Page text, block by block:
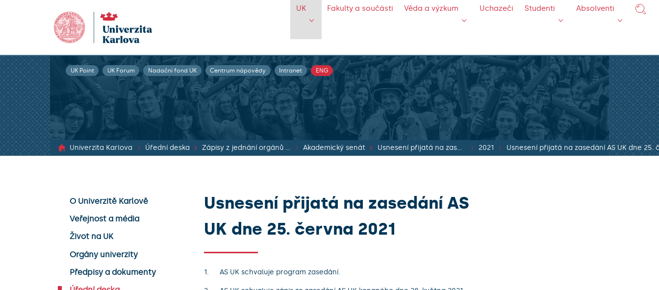
UK Fakulty a součásti Věda a výzkum Uchazeči Studenti Absolventi
UK Point UK Forum Nadační fond UK Centrum nápovědy Intranet ENG
Univerzita Karlova Úřední deska Zápisy z jednání orgánů UK Akademický senát Usnesení přijatá na zasedání AS UK 2021 Usnesení přijatá na zasedání AS UK dne 25.
O Univerzitě Karlově
Veřejnost a média
Život na UK
Orgány univerzity
Předpisy a dokumenty
Usnesení přijatá na zasedání AS
UK dne 25. června 2021
AS UK schvaluje program zasedání.